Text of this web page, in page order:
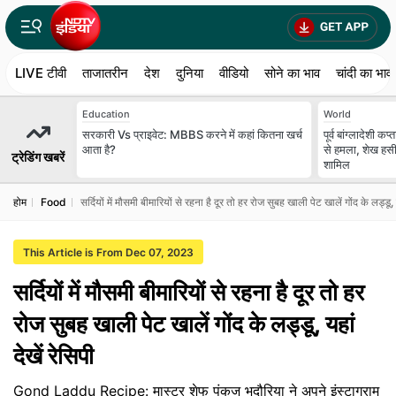
LIVE टीवी ताजातरीन देश दुनिया वीडियो सोने का भाव चांदी का भाव
ट्रेडिंग खबरें
Education
सरकारी Vs प्राइवेट: MBBS करने में कहां कितना खर्च
आता है?
World
पूर्व बांग्लादेशी
से हमला, शेख
शामिल
होम Food सर्दियों में मौसमी बीमारियों से रहना है दूर तो हर रोज सुबह खाली पेट खालें गोंद के
This Article is From Dec 07, 2023
सर्दियों में मौसमी बीमारियों से रहना है दूर तो हर
रोज सुबह खाली पेट खालें गोंद के लड्डू, यहां
देखें रेसिपी
Gond Laddu Recipe: मास्टर शेफ पंकज भदौरिया ने अपने इंस्टाग्राम